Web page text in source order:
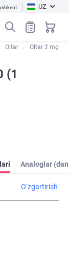
UZ
Oltar Oltar 2 mg
(1
Analoglar
O‘zgartirish